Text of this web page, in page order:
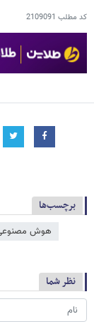
کد مطلب 2109091
برچسب‌ها
هوش
نظر شما